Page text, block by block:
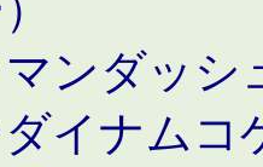
ンダッシ
イナムコ